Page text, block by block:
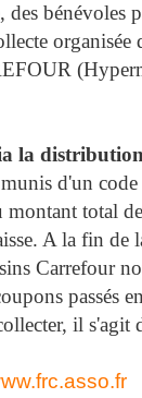
des bénévoles
organisée
la
munis d'un code
montant total
A la fin de
Carrefour
passés
il s'agit